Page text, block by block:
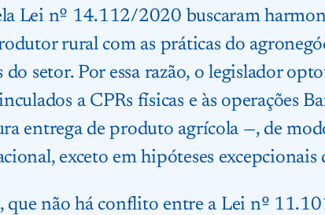
Lei nº 14.112/2020 buscaram
rural com as práticas do
setor. Por essa razão, o legislador
a CPRs físicas e às operações
entrega de produto agrícola —, de
exceto em hipóteses excepcionais
que não há conflito entre a Lei nº